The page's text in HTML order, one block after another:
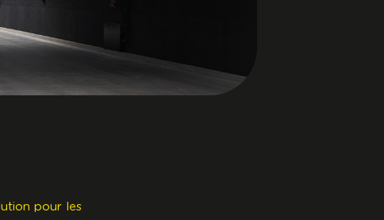
pour les